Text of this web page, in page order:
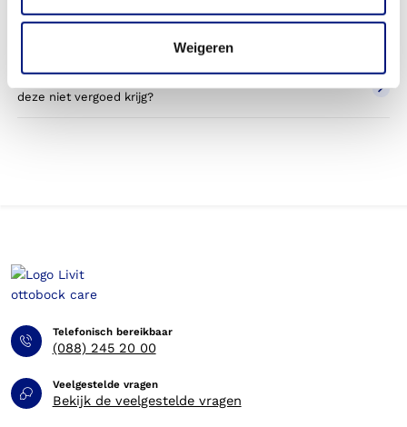
Weigeren
Betaal ik een eigen bijdrage voor de voetorthese?
Kan ik op eigen kosten een orthese bestellen, wanneer ik
deze niet vergoed krijg?
Telefonisch bereikbaar
(088) 245 20 00
Veelgestelde vragen
Bekijk de veelgestelde vragen